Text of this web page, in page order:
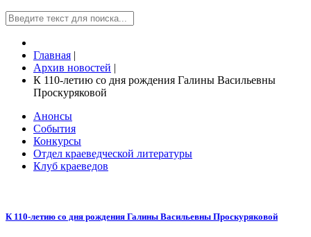
Главная |
Архив новостей |
К 110-летию со дня рождения Галины Васильевны
Проскуряковой
Анонсы
События
Конкурсы
Отдел краеведческой литературы
Клуб краеведов
К 110-летию со дня рождения Галины Васильевны Проскуряковой